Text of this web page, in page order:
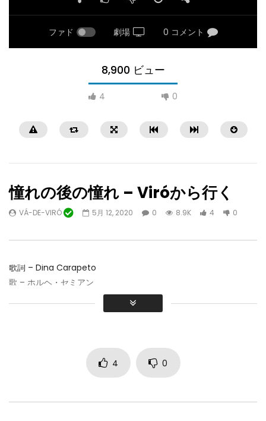
ファド 劇場 0 コメント
8,900 ビュー
4 0
後で見る
テレビアルガルビオス
アルガルビア人
10 月 18, 2024
04:22
10 月 17, 2024
憧れの後の憧れ – Viróから行く
VÁ-DE-VIRÓ 5月 12, 2020 0 8.9K 4 0
歌詞 – Dina Carapeto
歌 – ホルヘ・セミアン
4 0